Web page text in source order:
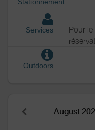
Services
Pour
Outdoors
August